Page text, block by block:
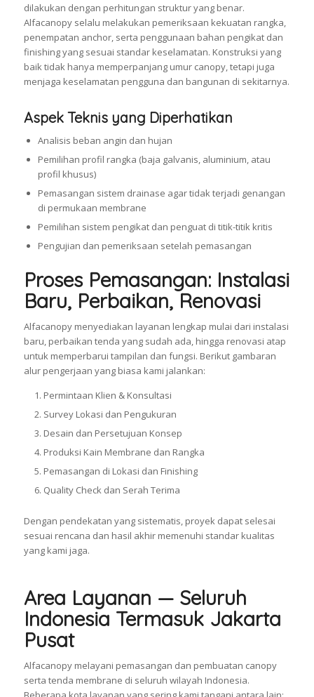
dilakukan dengan perhitungan struktur yang benar.
Alfacanopy selalu melakukan pemeriksaan kekuatan rangka,
penempatan anchor, serta penggunaan bahan pengikat dan
finishing yang sesuai standar keselamatan. Konstruksi yang
baik tidak hanya memperpanjang umur canopy, tetapi juga
menjaga keselamatan pengguna dan bangunan di sekitarnya.
Aspek Teknis yang Diperhatikan
Analisis beban angin dan hujan
Pemilihan profil rangka (baja galvanis, aluminium, atau
profil khusus)
Pemasangan sistem drainase agar tidak terjadi genangan
di permukaan membrane
Pemilihan sistem pengikat dan penguat di titik-titik kritis
Pengujian dan pemeriksaan setelah pemasangan
Proses Pemasangan: Instalasi
Baru, Perbaikan, Renovasi
Alfacanopy menyediakan layanan lengkap mulai dari instalasi
baru, perbaikan tenda yang sudah ada, hingga renovasi atap
untuk memperbarui tampilan dan fungsi. Berikut gambaran
alur pengerjaan yang biasa kami jalankan:
Permintaan Klien & Konsultasi
Survey Lokasi dan Pengukuran
Desain dan Persetujuan Konsep
Produksi Kain Membrane dan Rangka
Pemasangan di Lokasi dan Finishing
Quality Check dan Serah Terima
Dengan pendekatan yang sistematis, proyek dapat selesai
sesuai rencana dan hasil akhir memenuhi standar kualitas
yang kami jaga.
Area Layanan — Seluruh
Indonesia Termasuk Jakarta
Pusat
Alfacanopy melayani pemasangan dan pembuatan canopy
serta tenda membrane di seluruh wilayah Indonesia.